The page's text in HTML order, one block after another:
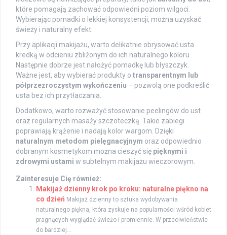
które pomagają zachować odpowiedni poziom wilgoci.
Wybierając pomadki o lekkiej konsystencji, można uzyskać
świeży i naturalny efekt.
Przy aplikacji makijażu, warto delikatnie obrysować usta
kredką w odcieniu zbliżonym do ich naturalnego koloru.
Następnie dobrze jest nałożyć pomadkę lub błyszczyk.
Ważne jest, aby wybierać produkty o transparentnym lub
półprzezroczystym wykończeniu – pozwolą one podkreślić
usta bez ich przytłaczania.
Dodatkowo, warto rozważyć stosowanie peelingów do ust
oraz regularnych masaży szczoteczką. Takie zabiegi
poprawiają krążenie i nadają kolor wargom. Dzięki
naturalnym metodom pielęgnacyjnym oraz odpowiednio
dobranym kosmetykom można cieszyć się pięknymi i
zdrowymi ustami w subtelnym makijażu wieczorowym.
Zainteresuje Cię również:
Makijaż dzienny krok po kroku: naturalne piękno na
co dzień Makijaż dzienny to sztuka wydobywania
naturalnego piękna, która zyskuje na popularności wśród kobiet
pragnących wyglądać świeżo i promiennie. W przeciwieństwie
do bardziej...